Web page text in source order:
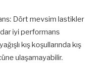
Dört mevsim lastikler
iyi performans
kış koşullarında kış
ulaşamayabilir.